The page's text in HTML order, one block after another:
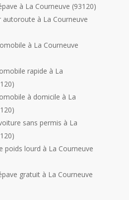
à La Courneuve (93120)
autoroute à La Courneuve
à La Courneuve
rapide à La
à domicile à La
sans permis à La
poids lourd à La Courneuve
gratuit à La Courneuve